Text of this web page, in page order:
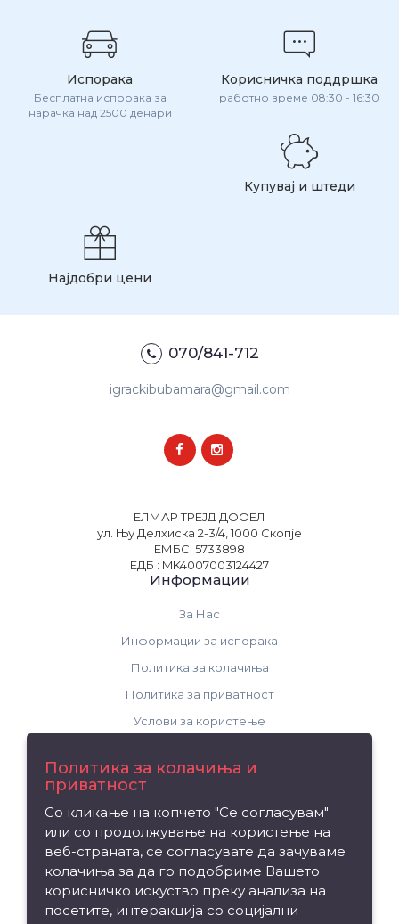
Испорака
Бесплатна испорака за
нарачка над 2500 денари
Корисничка поддршка
работно време 08:30 - 16:30
Купувај и штеди
Најдобри цени
070/841-712
igrackibubamara@gmail.com
ЕЛМАР ТРЕЈД ДООЕЛ
ул. Њу Делхиска 2-3/4, 1000 Скопје
ЕМБС: 5733898
ЕДБ : MK4007003124427
Информации
За Нас
Информации за испорака
Политика за колачиња
Политика за приватност
Услови за користење
Рекламација на производ
Мапа на сајтот
Издвојуваме
Брендови
Политика за колачиња и
приватност
Со кликање на копчето "Се согласувам"
или со продолжување на користење на
веб-страната, се согласувате да зачуваме
колачиња за да го подобриме Вашето
корисничко искуство преку анализа на
посетите, интеракција со социјални